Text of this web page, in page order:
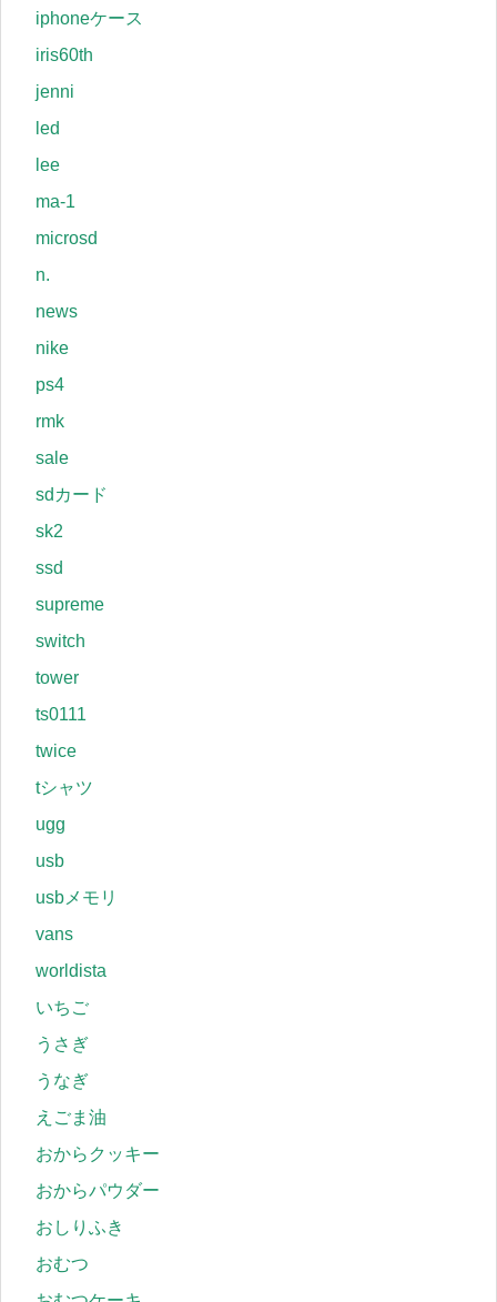
iphoneケース
iris60th
jenni
led
lee
ma-1
microsd
n.
news
nike
ps4
rmk
sale
sdカード
sk2
ssd
supreme
switch
tower
ts0111
twice
tシャツ
ugg
usb
usbメモリ
vans
worldista
いちご
うさぎ
うなぎ
えごま油
おからクッキー
おからパウダー
おしりふき
おむつ